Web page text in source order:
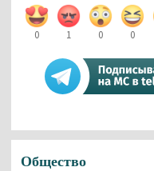
0 1 0 0
Общество